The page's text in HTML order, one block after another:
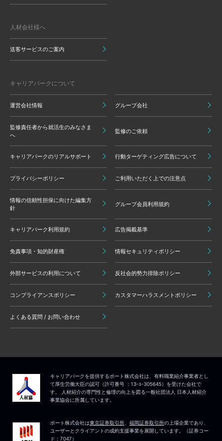
人材会社様へ
送客サービスのご案内
キャリアパークについて
運営会社情報 グループ会社
監修責任者から就活生のみなさま
へ
監修のご依頼
キャリアパークのリアルサポート 行動ターゲティング広告について
プライバシーポリシー ご利用いただく上での注意点
情報の信頼性担保に向けた編集方
針
グループ会員利用規約
キャリアパーク利用規約 広告掲載基準
免責事項・知的財産権 情報セキュリティポリシー
外部サービスの利用について 反社会的勢力排除ポリシー
コンプライアンスポリシー カスタマーハラスメントポリシー
よくある質問 / お問い合わせ